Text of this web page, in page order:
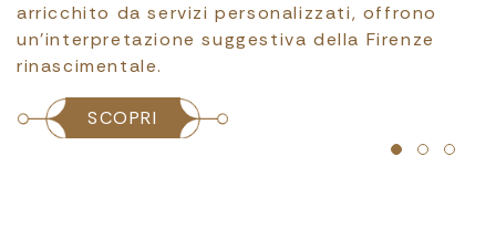
città, dove stile e glamour si fondono in
un’esperienza armoniosa.